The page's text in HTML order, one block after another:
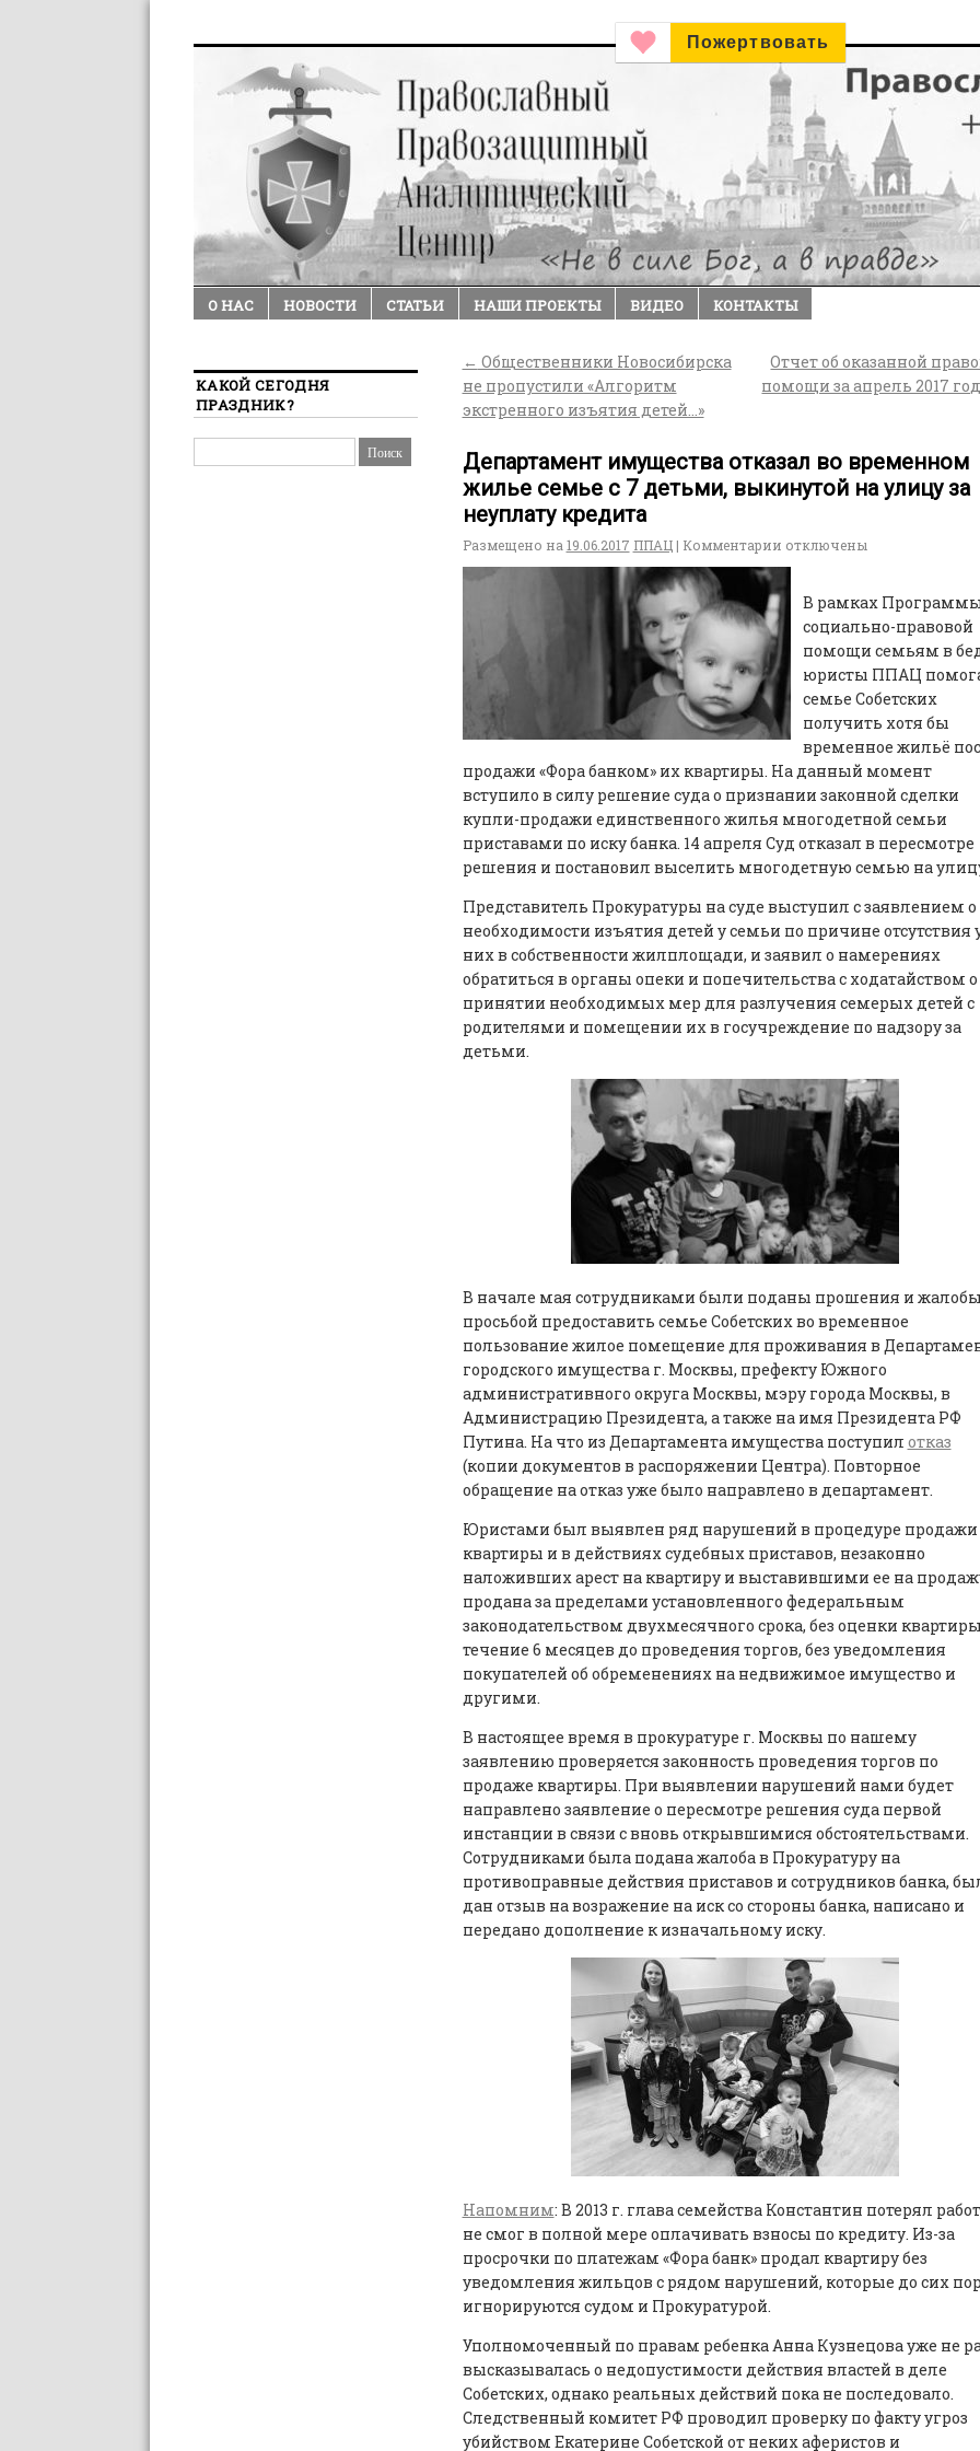
Пожертвовать
О НАС НОВОСТИ СТАТЬИ НАШИ ПРОЕКТЫ ВИДЕО КОНТАКТЫ
← Общественники Новосибирска
не пропустили «Алгоритм
экстренного изъятия детей…»
Отчет об оказанной
помощи за апрель 2017
Департамент имущества отказал во временном
жилье семье с 7 детьми, выкинутой на улицу за
неуплату кредита
Размещено на 19.06.2017 ППАЦ | Комментарии отключены
В рамках
социально-правовой
помощи семьям в
юристы ППАЦ
семье Собетских
получить хотя бы
временное жильё
продажи «Фора банком» их квартиры. На данный момент
вступило в силу решение суда о признании законной сделки
купли-продажи единственного жилья многодетной семьи
приставами по иску банка. 14 апреля Суд отказал в пересмотре
решения и постановил выселить многодетную семью на
Представитель Прокуратуры на суде выступил с заявлением о
необходимости изъятия детей у семьи по причине отсутствия
них в собственности жилплощади, и заявил о намерениях
обратиться в органы опеки и попечительства с ходатайством о
принятии необходимых мер для разлучения семерых детей с
родителями и помещении их в госучреждение по надзору за
детьми.
В начале мая сотрудниками были поданы прошения и
просьбой предоставить семье Собетских во временное
пользование жилое помещение для проживания в
городского имущества г. Москвы, префекту Южного
административного округа Москвы, мэру города Москвы, в
Администрацию Президента, а также на имя Президента РФ
Путина. На что из Департамента имущества поступил отказ
(копии документов в распоряжении Центра). Повторное
обращение на отказ уже было направлено в департамент.
Юристами был выявлен ряд нарушений в процедуре продажи
квартиры и в действиях судебных приставов, незаконно
наложивших арест на квартиру и выставившими ее на
продана за пределами установленного федеральным
законодательством двухмесячного срока, без оценки
течение 6 месяцев до проведения торгов, без уведомления
покупателей об обременениях на недвижимое имущество и
другими.
В настоящее время в прокуратуре г. Москвы по нашему
заявлению проверяется законность проведения торгов по
продаже квартиры. При выявлении нарушений нами будет
направлено заявление о пересмотре решения суда первой
инстанции в связи с вновь открывшимися обстоятельствами.
Сотрудниками была подана жалоба в Прокуратуру на
противоправные действия приставов и сотрудников банка,
дан отзыв на возражение на иск со стороны банка, написано и
передано дополнение к изначальному иску.
Напомним: В 2013 г. глава семейства Константин потерял
не смог в полной мере оплачивать взносы по кредиту. Из-за
просрочки по платежам «Фора банк» продал квартиру без
уведомления жильцов с рядом нарушений, которые до сих
игнорируются судом и Прокуратурой.
Уполномоченный по правам ребенка Анна Кузнецова уже не
высказывалась о недопустимости действия властей в деле
Собетских, однако реальных действий пока не последовало.
Следственный комитет РФ проводил проверку по факту угроз
убийством Екатерине Собетской от неких аферистов и
КАКОЙ СЕГОДНЯ
ПРАЗДНИК?